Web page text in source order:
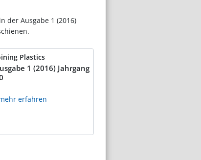
der Ausgabe 1 (2016)
Plastics
1 (2016) Jahrgang
erfahren